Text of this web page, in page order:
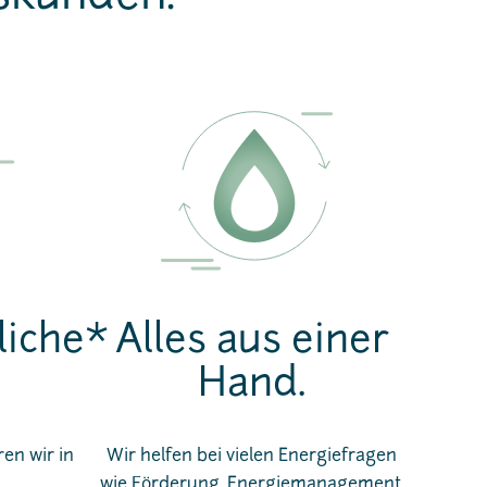
wir in
Alles aus einer
Hand.
Wir helfen bei vielen Energiefragen